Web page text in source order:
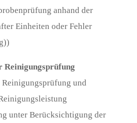
anhand der
Einheiten oder Fehler
Reinigungsprüfung
Reinigungsprüfung und
unter Berücksichtigung der